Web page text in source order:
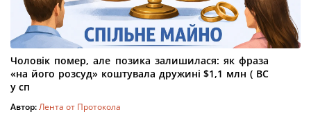
Чоловік помер, але позика залишилася: як фраза
«на його розсуд» коштувала дружині $1,1 млн ( ВС
у сп
Автор:Лента от Протокола